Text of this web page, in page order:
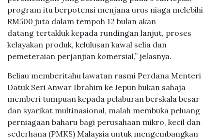
program itu berpotensi menjana urus niaga melebihi
RM500 juta dalam tempoh 12 bulan akan
datang tertakluk kepada rundingan lanjut, proses
kelayakan produk, kelulusan kawal selia dan
pemeteraian perjanjian komersial,” jelasnya.
Beliau memberitahu lawatan rasmi Perdana Menteri
Datuk Seri Anwar Ibrahim ke Jepun bukan sahaja
memberi tumpuan kepada pelaburan berskala besar
dan syarikat multinasional, malah membuka peluang
perniagaan baharu bagi perusahaan mikro, kecil dan
sederhana (PMKS) Malaysia untuk mengembangkan